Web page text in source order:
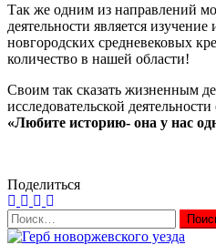
Так же одним из направлений
деятельности является
новгородских средневековых
количество в нашей области!
Своим так сказать жизненным
исследовательской
«Любите историю- она у нас
Поделиться
Найти: